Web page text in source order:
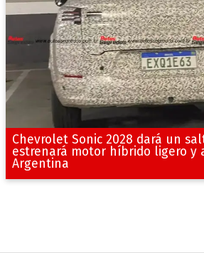
Chevrolet Sonic 2028 dará un
estrenará motor híbrido ligero y
Argentina